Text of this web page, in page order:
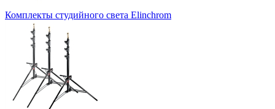
Комплекты студийного света Elinchrom